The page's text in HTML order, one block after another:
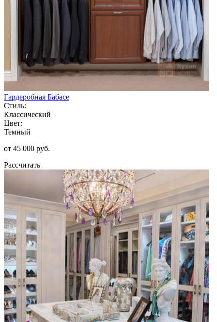
Гардеробная Бабасе
Стиль:
Классический
Цвет:
Темный
от 45 000 руб.
Рассчитать